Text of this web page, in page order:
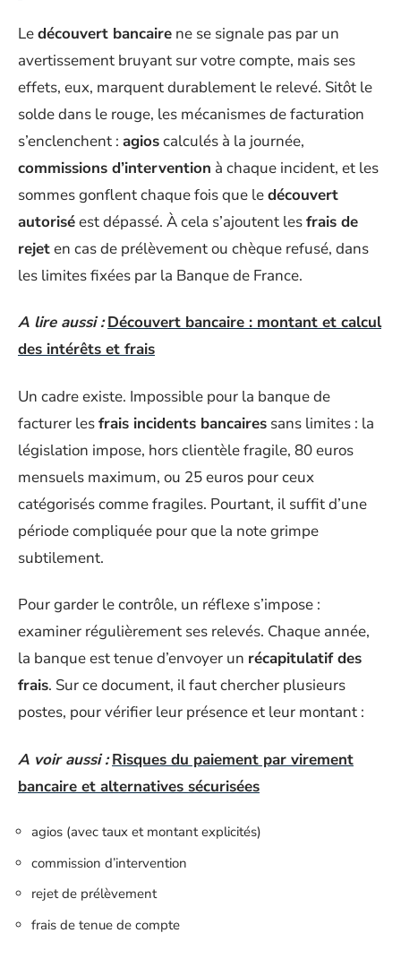
Ledécouvert bancaire ne se signale pas par un
avertissement bruyant sur votre compte, mais ses
effets, eux, marquent durablement le relevé. Sitôt le
solde dans le rouge, les mécanismes de facturation
s’enclenchent : agioscalculés à la journée,
commissions d’intervention à chaque incident, et les
sommes gonflent chaque fois que ledécouvert
autoriséest dépassé. À cela s’ajoutent lesfrais de
rejeten cas de prélèvement ou chèque refusé, dans
les limites fixées par la Banque de France.
A lire aussi : Découvert bancaire : montant et calcul
des intérêts et frais
Un cadre existe. Impossible pour la banque de
facturer lesfrais incidents bancaires sans limites : la
législation impose, hors clientèle fragile, 80 euros
mensuels maximum, ou 25 euros pour ceux
catégorisés comme fragiles. Pourtant, il suffit d’une
période compliquée pour que la note grimpe
subtilement.
Pour garder le contrôle, un réflexe s’impose :
examiner régulièrement ses relevés. Chaque année,
la banque est tenue d’envoyer un récapitulatif des
frais. Sur ce document, il faut chercher plusieurs
postes, pour vérifier leur présence et leur montant :
A voir aussi : Risques du paiement par virement
bancaire et alternatives sécurisées
agios (avec taux et montant explicités)
commission d’intervention
rejet de prélèvement
frais de tenue de compte